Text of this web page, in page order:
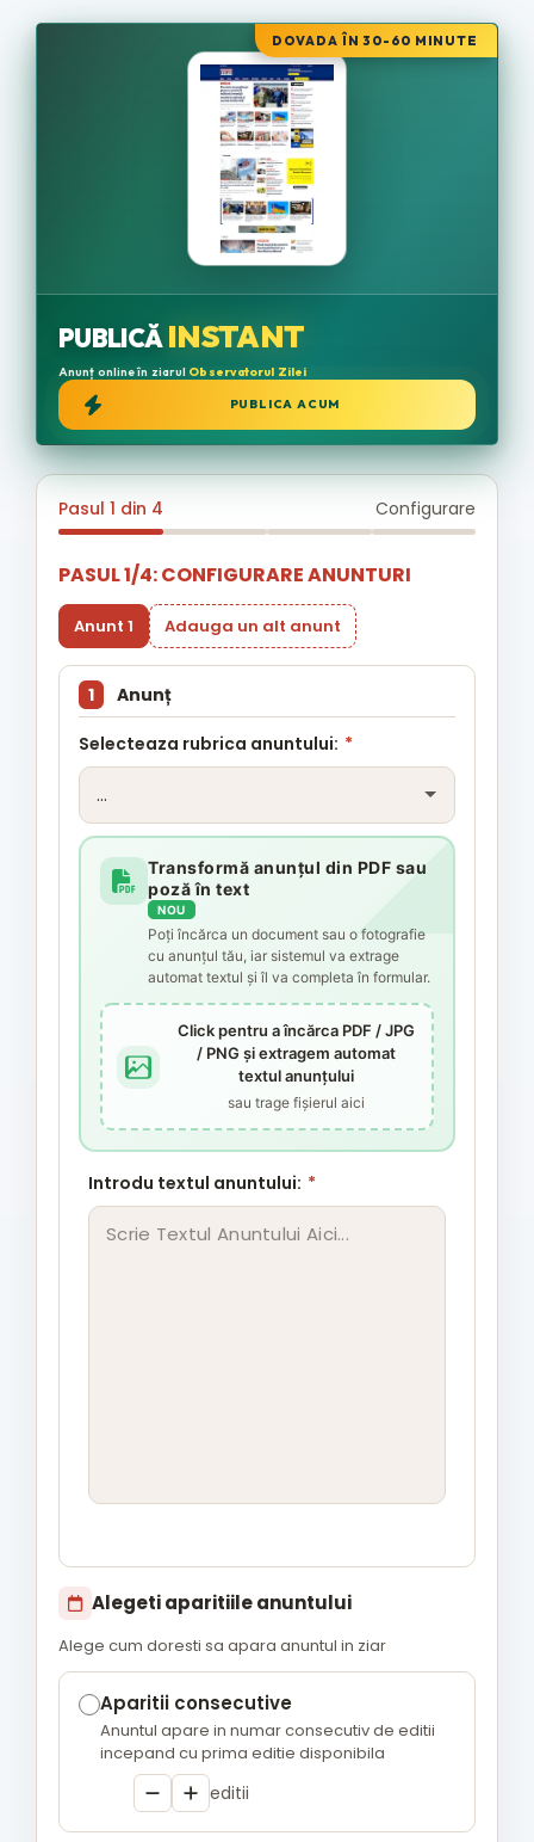
DOVADA ÎN 30-60 MINUTE
PUBLICĂINSTANT
Anunț online în ziarul Observatorul Zilei
PUBLICA ACUM
Pasul 1 din 4 Configurare
PASUL 1/4: CONFIGURARE ANUNTURI
Anunt 1 Adauga un alt anunt
1 Anunț
Selecteaza rubrica anuntului: *
Transformă anunțul din PDF sau
poză în text
NOU
Poți încărca un document sau o fotografie
cu anunțul tău, iar sistemul va extrage
automat textul și îl va completa în formular.
Click pentru a încărca PDF / JPG
/ PNG și extragem automat
textul anunțului
sau trage fișierul aici
Introdu textul anuntului: *
Alegeti aparitiile anuntului
Alege cum doresti sa apara anuntul in ziar
Aparitii consecutive
Anuntul apare in numar consecutiv de editii
incepand cu prima editie disponibila
editii